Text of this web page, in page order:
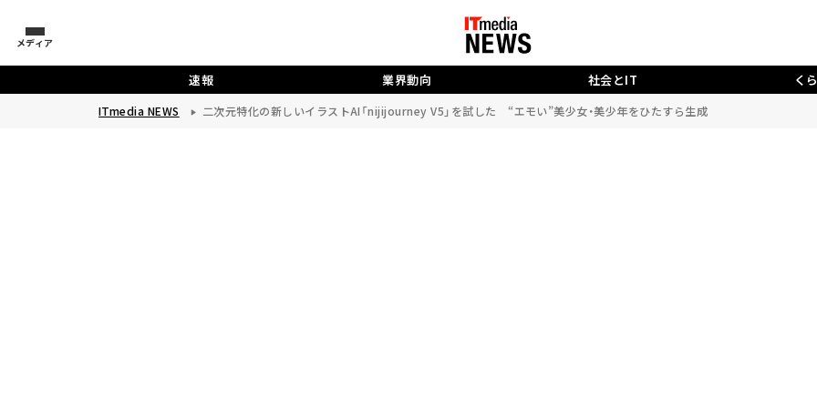
メディア
速報 業界動向 社会とIT く
ITmedia NEWS 二次元特化の新しいイラストAI「nijijourney V5」を試した “エモい”美少女・美少年をひたすら生成